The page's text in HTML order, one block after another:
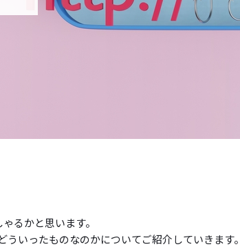
るかと思います。
いったものなのかについてご紹介していきます